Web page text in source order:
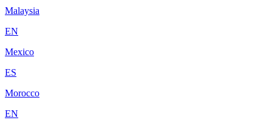
Malaysia
EN
Mexico
ES
Morocco
EN